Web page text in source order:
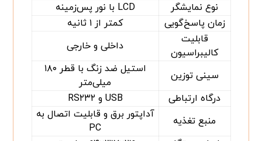
نوع نمایشگر
LCD با نور پس‌زمینه
زمان پاسخ‌گویی
کمتر از ۱ ثانیه
قابلیت
کالیبراسیون
داخلی و خارجی
سینی توزین
استیل ضد زنگ با قطر ۱۸۰
میلی‌متر
درگاه ارتباطی
USB و RS۲۳۲
منبع تغذیه
آداپتور برق و قابلیت اتصال به
PC